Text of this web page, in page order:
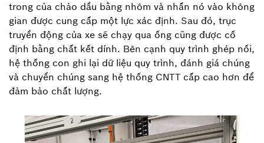
trong của chảo dầu bằng nhôm và nhấn nó vào không
gian được cung cấp một lực xác định. Sau đó, trục
truyền động của xe sẽ chạy qua ống cũng được cố
định bằng chất kết dính. Bên cạnh quy trình ghép nối,
hệ thống con ghi lại dữ liệu quy trình, đánh giá chúng
và chuyển chúng sang hệ thống CNTT cấp cao hơn để
đảm bảo chất lượng.